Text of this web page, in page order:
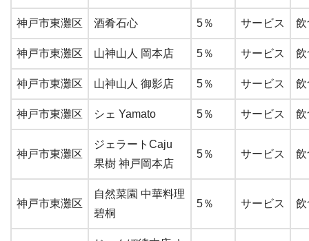
神戸市東灘区 酒肴石心 5％ サービス 飲
神戸市東灘区 山神山人 岡本店 5％ サービス 飲
神戸市東灘区 山神山人 御影店 5％ サービス 飲
神戸市東灘区 シェ Yamato 5％ サービス 飲
神戸市東灘区
ジェラートCaju
果樹 神戸岡本店
5％ サービス 飲
神戸市東灘区
自然菜園 中華料理
碧桐
5％ サービス 飲